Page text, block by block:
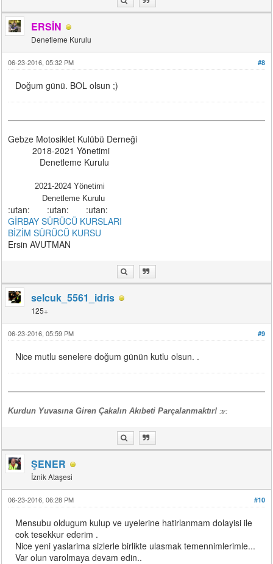
ERSİN
Denetleme Kurulu
#8
06-23-2016, 05:32 PM
Doğum günü. BOL olsun ;)
Gebze Motosiklet Kulübü Derneği
2018-2021 Yönetimi
Denetleme Kurulu
2021-2024 Yönetimi
Denetleme Kurulu
:utan: :utan: :utan:
GİRBAY SÜRÜCÜ KURSLARI
BİZİM SÜRÜCÜ KURSU
Ersin AVUTMAN
selcuk_5561_idris
125+
#9
06-23-2016, 05:59 PM
Nice mutlu senelere doğum günün kutlu olsun. .
Kurdun Yuvasına Giren Çakalın Akıbeti Parçalanmaktır! :tr:
ŞENER
İznik Ataşesi
#10
06-23-2016, 06:28 PM
Mensubu oldugum kulup ve uyelerine hatirlanmam dolayisi ile
cok tesekkur ederim .
Nice yeni yaslarima sizlerle birlikte ulasmak temennimlerimle...
Var olun varolmaya devam edin..